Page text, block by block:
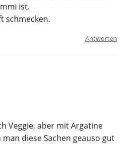
ist.
schmecken.
Antworten
Veggie, aber mit Argatine
diese Sachen geauso gut